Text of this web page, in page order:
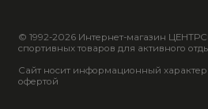
© 1992-2026 Интернет-магазин
спортивных товаров для активного
Сайт носит информационный
офертой